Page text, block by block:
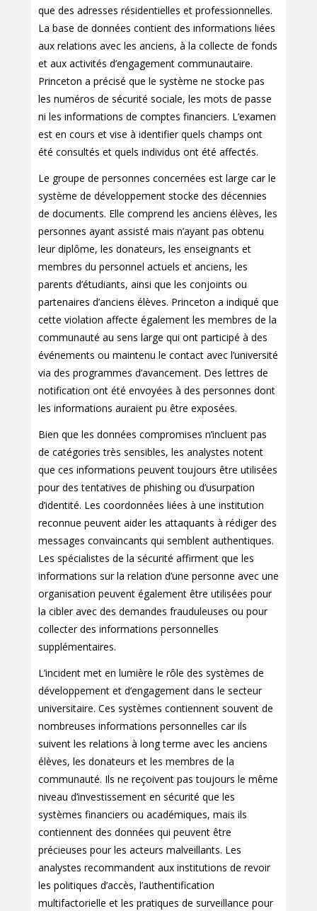
que des adresses résidentielles et professionnelles.
La base de données contient des informations liées
aux relations avec les anciens, à la collecte de fonds
et aux activités d’engagement communautaire.
Princeton a précisé que le système ne stocke pas
les numéros de sécurité sociale, les mots de passe
ni les informations de comptes financiers. L’examen
est en cours et vise à identifier quels champs ont
été consultés et quels individus ont été affectés.
Le groupe de personnes concernées est large car le
système de développement stocke des décennies
de documents. Elle comprend les anciens élèves, les
personnes ayant assisté mais n’ayant pas obtenu
leur diplôme, les donateurs, les enseignants et
membres du personnel actuels et anciens, les
parents d’étudiants, ainsi que les conjoints ou
partenaires d’anciens élèves. Princeton a indiqué que
cette violation affecte également les membres de la
communauté au sens large qui ont participé à des
événements ou maintenu le contact avec l’université
via des programmes d’avancement. Des lettres de
notification ont été envoyées à des personnes dont
les informations auraient pu être exposées.
Bien que les données compromises n’incluent pas
de catégories très sensibles, les analystes notent
que ces informations peuvent toujours être utilisées
pour des tentatives de phishing ou d’usurpation
d’identité. Les coordonnées liées à une institution
reconnue peuvent aider les attaquants à rédiger des
messages convaincants qui semblent authentiques.
Les spécialistes de la sécurité affirment que les
informations sur la relation d’une personne avec une
organisation peuvent également être utilisées pour
la cibler avec des demandes frauduleuses ou pour
collecter des informations personnelles
supplémentaires.
L’incident met en lumière le rôle des systèmes de
développement et d’engagement dans le secteur
universitaire. Ces systèmes contiennent souvent de
nombreuses informations personnelles car ils
suivent les relations à long terme avec les anciens
élèves, les donateurs et les membres de la
communauté. Ils ne reçoivent pas toujours le même
niveau d’investissement en sécurité que les
systèmes financiers ou académiques, mais ils
contiennent des données qui peuvent être
précieuses pour les acteurs malveillants. Les
analystes recommandent aux institutions de revoir
les politiques d’accès, l’authentification
multifactorielle et les pratiques de surveillance pour